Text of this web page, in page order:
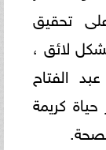
تحقيق
لائق ،
الفتاح
كريمة